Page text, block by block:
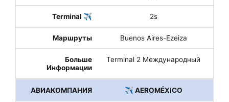
2s
Buenos Aires-Ezeiza
Terminal 2 Международный
✈️ AEROMÉXICO